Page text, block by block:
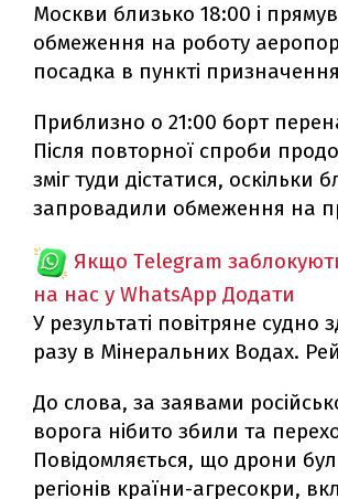
Москви близько 18:00 і
обмеження на роботу
посадка в пункті
Приблизно о 21:00 борт
Після повторної спроби
зміг туди дістатися,
запровадили обмеження на
Якщо Telegram
на нас у WhatsApp Додати
У результаті повітряне
разу в Мінеральних Водах.
До слова, за заявами
ворога нібито збили та
Повідомляється, що дрони
регіонів країни-агресокри,